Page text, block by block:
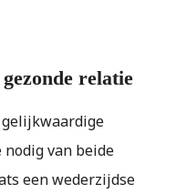
relatie
gelijkwaardige
van beide
een wederzijdse